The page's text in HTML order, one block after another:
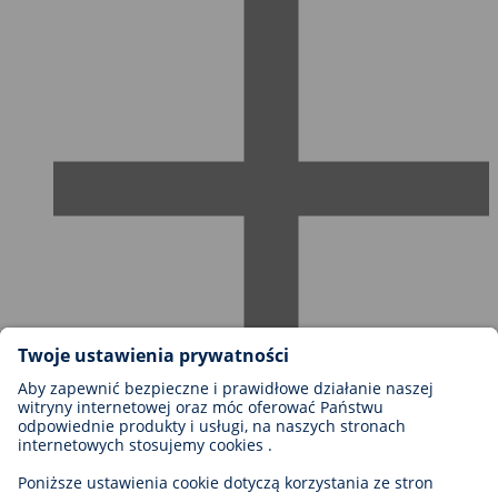
Możliwości kariery w firmie BIOTRONIK
Szczeble kariery
Dlaczego warto z nami pracować?
Aplikacja